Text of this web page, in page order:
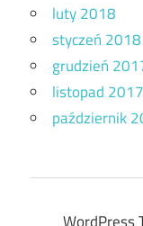
luty 2018
styczeń 2018
grudzień
listopad 2017
październik
WordPress